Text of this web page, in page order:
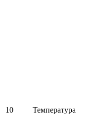
10 Температура